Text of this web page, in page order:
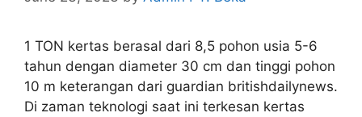
1 TON kertas berasal dari 8,5 pohon usia 5-6
tahun dengan diameter 30 cm dan tinggi pohon
10 m keterangan dari guardian britishdailynews.
Di zaman teknologi saat ini terkesan kertas